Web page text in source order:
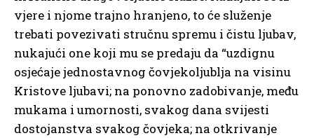
vjere i njome trajno hranjeno, to će služenje
trebati povezivati stručnu spremu i čistu ljubav,
nukajući one koji mu se predaju da “uzdignu
osjećaje jednostavnog čovjekoljublja na visinu
Kristove ljubavi; na ponovno zadobivanje, među
mukama i umornosti, svakog dana svijesti
dostojanstva svakog čovjeka; na otkrivanje